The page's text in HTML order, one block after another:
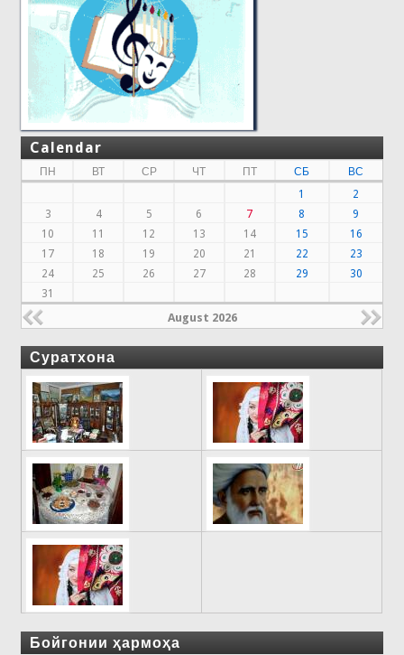
Calendar
ПН ВТ СР ЧТ ПТ СБ
ВС
1
2
3
4 5 6 7 8
9
10
11 12 13 14 15
16
17
18 19 20 21 22
23
24
25 26 27 28 29
30
31
August 2026
Суратхона
Бойгонии ҳармоҳа